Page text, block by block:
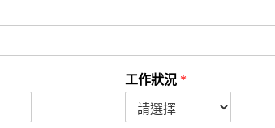
工作狀況 *